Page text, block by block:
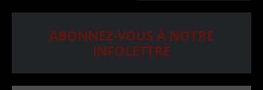
ABONNEZ-VOUS À NOTRE
INFOLETTRE